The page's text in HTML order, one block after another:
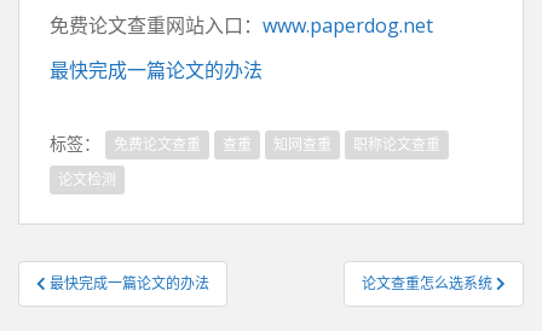
免费论文查重网站入口： www.paperdog.net
最快完成一篇论文的办法
标签： 免费论文查重 查重 知网查重
职称论文查重
论文检测
文
章
最快完成一篇论文的办法 论文查重怎么选系统